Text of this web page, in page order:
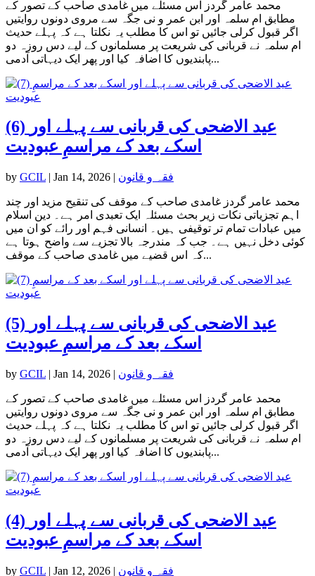
محمد عامر گردز اس مسئلے میں غامدی صاحب کے تصور کے
مطابق ام سلمہ اور ابن عمر و نی جگہ سے مروی دونوں روایتیں
اگر قبول کرلی جائیں تو اس کا مطلب یہ نکلتا ہے کہ پہلے حدیث
ام سلمہ نے قربانی کی شریعت پر مسلمانوں کے لیے دس روزہ دو
پابندیوں کا اضافہ کیا اور پھر ایک دیہاتی آدمی...
(6) عید الاضحی کی قربانی سے پہلے اور
اسکے بعد کے مراسمِ عبودیت
by GCIL | Jan 14, 2026 | فقہ و قانون
محمد عامر گردز غامدی صاحب کے موقف کی تنقیح مزید اور چند
اہم تجزیاتی نکات زیر بحث مسئلہ ایک تعبدی امر ہے۔ دین اسلام
میں عبادات تمام تر توقیفی ہیں۔ انسانی فہم اور رائے کو ان میں
کوئی دخل نہیں ہے۔ جب کہ مندرجہ بالا تجزیے سے واضح ہوتا ہے
کہ اس قضیے میں غامدی صاحب کے موقف...
(5) عید الاضحی کی قربانی سے پہلے اور
اسکے بعد کے مراسمِ عبودیت
by GCIL | Jan 14, 2026 | فقہ و قانون
محمد عامر گردز اس مسئلے میں غامدی صاحب کے تصور کے
مطابق ام سلمہ اور ابن عمر و نی جگہ سے مروی دونوں روایتیں
اگر قبول کرلی جائیں تو اس کا مطلب یہ نکلتا ہے کہ پہلے حدیث
ام سلمہ نے قربانی کی شریعت پر مسلمانوں کے لیے دس روزہ دو
پابندیوں کا اضافہ کیا اور پھر ایک دیہاتی آدمی...
(4) عید الاضحی کی قربانی سے پہلے اور
اسکے بعد کے مراسمِ عبودیت
by GCIL | Jan 12, 2026 | فقہ و قانون